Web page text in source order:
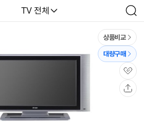
다나와
TV 전체
검
색
상품비교
대량구매
관
심